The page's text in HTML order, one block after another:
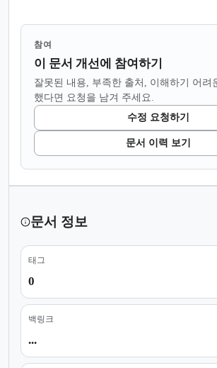
참여
이 문서 개선에 참여하기
잘못된 내용, 부족한 출처, 이해하기 어려
했다면 요청을 남겨 주세요.
수정 요청하기
문서 이력 보기
문서 정보
태그
0
백링크
...